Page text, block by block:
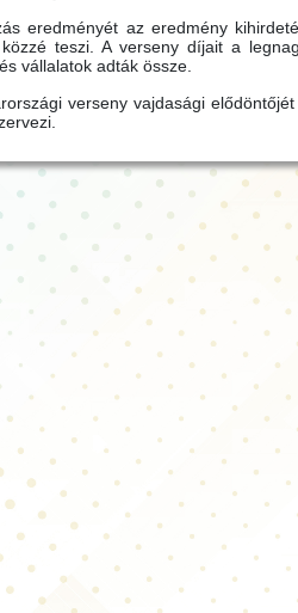
eredményét az eredmény
teszi. A verseny díjait a
vállalatok adták össze.
verseny vajdasági